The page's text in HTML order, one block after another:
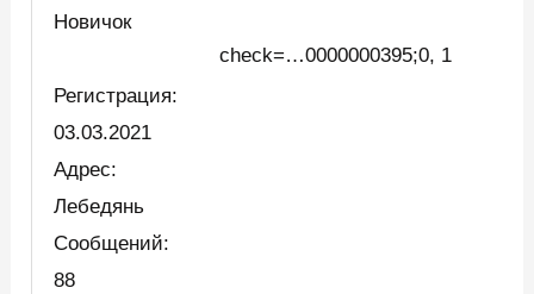
Новичок
Регистрация:
03.03.2021
Адрес:
Лебедянь
Сообщений:
88
check=…0000000395;0, 1